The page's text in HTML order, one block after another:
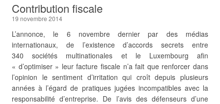
Contribution fiscale
19 novembre 2014
L’annonce, le 6 novembre dernier par des médias
internationaux, de l’existence d’accords secrets entre
340 sociétés multinationales et le Luxembourg afin
« d’optimiser » leur facture fiscale n’a fait que renforcer dans
l’opinion le sentiment d’irritation qui croît depuis plusieurs
années à l’égard de pratiques jugées incompatibles avec la
responsabilité d’entreprise. De l’avis des défenseurs d’une